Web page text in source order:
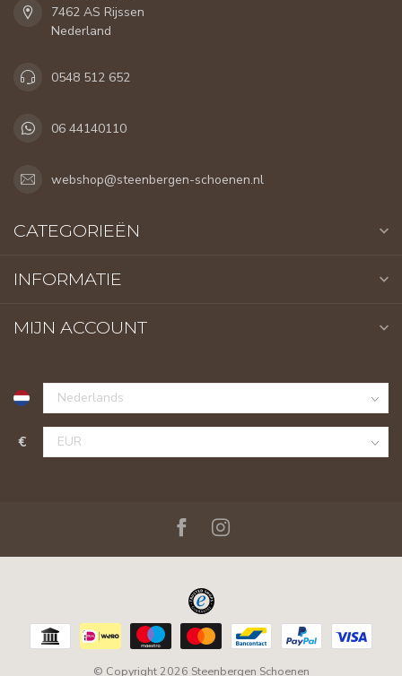
7462 AS Rijssen
Nederland
0548 512 652
06 44140110
webshop@steenbergen-schoenen.nl
CATEGORIEËN
INFORMATIE
MIJN ACCOUNT
€
© Copyright 2026 Steenbergen Schoenen